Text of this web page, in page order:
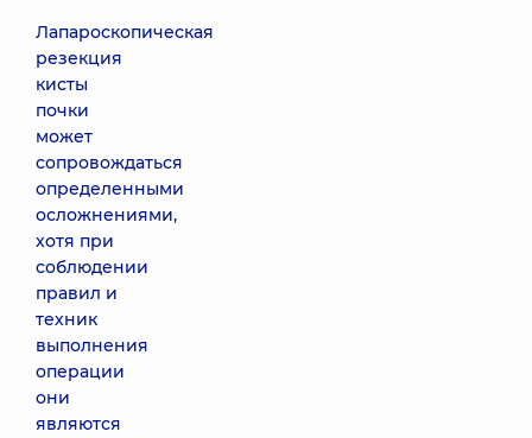
Лапароскопическая
резекция
кисты
почки
может
сопровождаться
определенными
осложнениями,
хотя при
соблюдении
правил и
техник
выполнения
операции
они
являются